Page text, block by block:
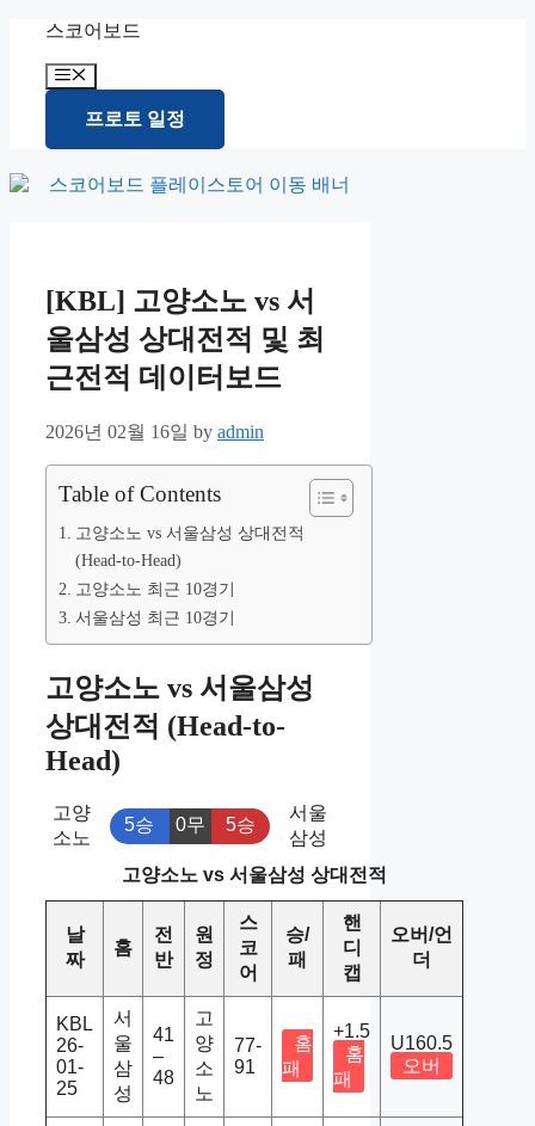
content
스코어보드
Menu
프로토 일정
[KBL] 고양소노 vs 서
울삼성 상대전적 및 최
근전적 데이터보드
2026년 02월 16일 by admin
Table of Contents
고양소노 vs 서울삼성 상대전적
(Head-to-Head)
고양소노 최근 10경기
서울삼성 최근 10경기
고양소노 vs 서울삼성
상대전적 (Head-to-
Head)
고양
소노
5승 0무 5승
서울
삼성
고양소노 vs 서울삼성 상대전적
날
짜
홈
전
반
원
정
스
코
어
승/
패
핸
디
캡
오버/언
더
KBL
26-
01-
25
서
울
삼
성
41
–
48
고
양
소
노
77-
91
홈
패
+1.5
홈
패
U160.5
오버